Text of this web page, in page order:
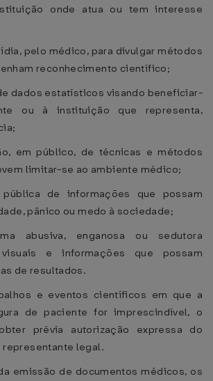
onde atua ou tem interesse
pelo médico, para divulgar métodos
reconhecimento científico;
dados estatísticos visando beneficiar-
ou à instituição que representa,
em público, de técnicas e métodos
limitar-se ao ambiente médico;
de informações que possam
pânico ou medo à sociedade;
abusiva, enganosa ou sedutora
visuais e informações que possam
de resultados.
e eventos científicos em que a
de paciente for imprescindível, o
prévia autorização expressa do
representante legal.
emissão de documentos médicos, os